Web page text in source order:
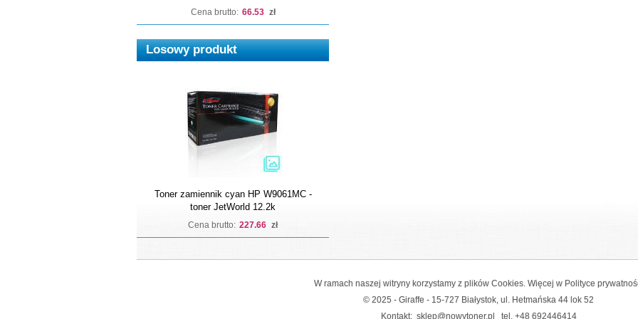
Cena brutto: 66.53 zł
Losowy produkt
Toner zamiennik cyan HP W9061MC -
toner JetWorld 12.2k
Cena brutto: 227.66 zł
W ramach naszej witryny korzystamy z plików Cookies. Więcej w Polityce
© 2025 - Giraffe - 15-727 Białystok, ul. Hetmańska 44 lok 52
Kontakt: sklep@nowytoner.pl tel. +48 692446414